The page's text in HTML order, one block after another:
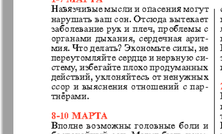
1
19
25
Panorama-mir Партнер
Русский вояж
Архив необновляющихся на сайте изданий